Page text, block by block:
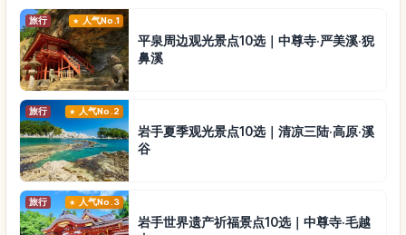
旅行 人气No.1
平泉周边观光景点10选｜中尊寺·严美溪·猊
鼻溪
旅行 人气No.2
岩手夏季观光景点10选｜清凉三陆·高原·溪
谷
旅行 人气No.3
岩手世界遗产祈福景点10选｜中尊寺·毛越